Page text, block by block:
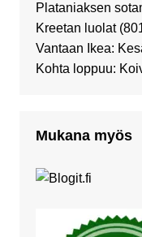
Plataniaksen
Kreetan luolat
Vantaan Ikea:
Kohta loppuu:
Mukana myös